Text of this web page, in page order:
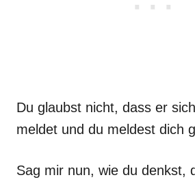
Du glaubst nicht, dass er
meldet und du meldest dich
Sag mir nun, wie du denkst,